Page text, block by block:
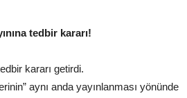
tedbir kararı!
kararı getirdi.
aynı anda yayınlanması yönünde